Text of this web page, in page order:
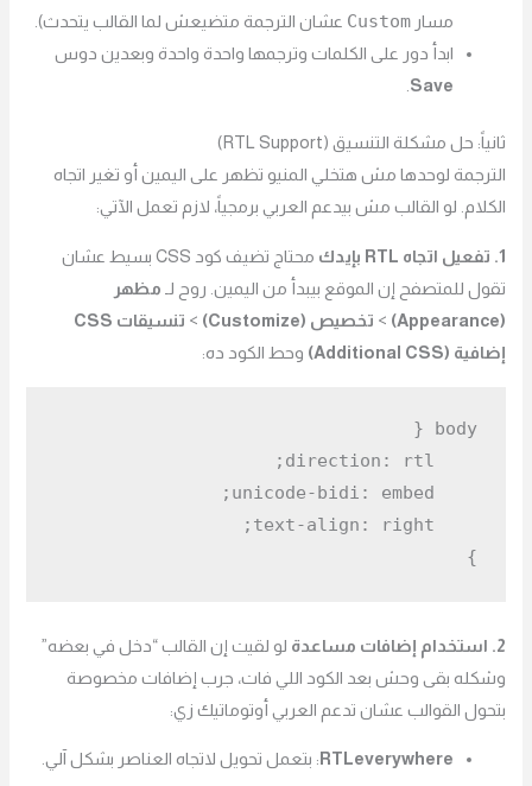
مسارCustom عشان الترجمة متضيعش لما القالب يتحدث).
ابدأ دور على الكلمات وترجمها واحدة واحدة وبعدين دوس
Save
ثانياً: حل مشكلة التنسيق (RTL Support)
الترجمة لوحدها مش هتخلي المنيو تظهر على اليمين أو تغير اتجاه
الكلام. لو القالب مش بيدعم العربي برمجياً، لازم تعمل الآتي:
1. تفعيل اتجاه RTL بإيدك
محتاج تضيف كود CSS بسيط عشان
تقول للمتصفح إن الموقع بيبدأ من اليمين. روح لـ مظهر
(Appearance)
> تخصيص (Customize) >
تنسيقات CSS
إضافية (Additional CSS)
وحط الكود ده:
body
direction
unicode-bidi
text-align
}
2. استخدام إضافات مساعدة
لو لقيت إن القالب “دخل في بعضه”
وشكله بقى وحش بعد الكود اللي فات، جرب إضافات مخصوصة
بتحول القوالب عشان تدعم العربي أوتوماتيك زي:
RTLeverywhere : بتعمل تحويل لاتجاه العناصر بشكل آلي.